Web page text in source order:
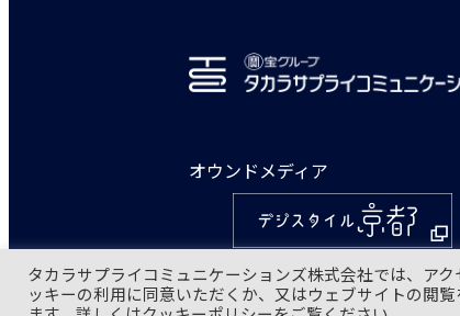
オウンドメディア
タカラサプライコミュニケーションズ株式会社では、ア
ッキーの利用に同意いただくか、又はウェブサイトの閲